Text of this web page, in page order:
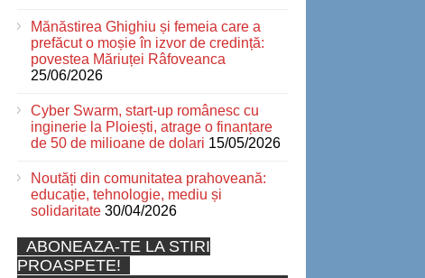
Mănăstirea Ghighiu și femeia care a
prefăcut o moșie în izvor de credință:
povestea Măriuței Râfoveanca
25/06/2026
Cyber Swarm, start-up românesc cu
inginerie la Ploiești, atrage o finanțare
de 50 de milioane de dolari 15/05/2026
Noutăți din comunitatea prahoveană:
educație, tehnologie, mediu și
solidaritate 30/04/2026
ABONEAZA-TE LA STIRI
PROASPETE!